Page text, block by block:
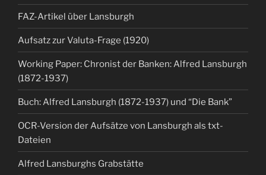
FAZ-Artikel über Lansburgh
Aufsatz zur Valuta-Frage (1920)
Working Paper: Chronist der Banken: Alfred Lansburgh
(1872-1937)
Buch: Alfred Lansburgh (1872-1937) und “Die Bank”
OCR-Version der Aufsätze von Lansburgh als txt-
Dateien
Alfred Lansburghs Grabstätte